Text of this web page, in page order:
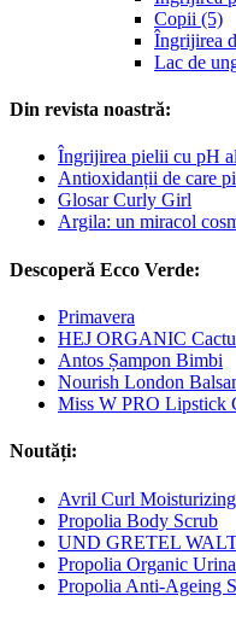
Copii (5)
Îngrijirea
Lac de
Din revista noastră:
Îngrijirea pielii cu pH
Antioxidanții de care
Glosar Curly Girl
Argila: un miracol
Descoperă Ecco Verde:
Primavera
HEJ ORGANIC
Antos Șampon Bimbi
Nourish London
Miss W PRO Lipstick
Noutăți:
Avril Curl
Propolia Body Scrub
UND GRETEL
Propolia Organic
Propolia Anti-Ageing